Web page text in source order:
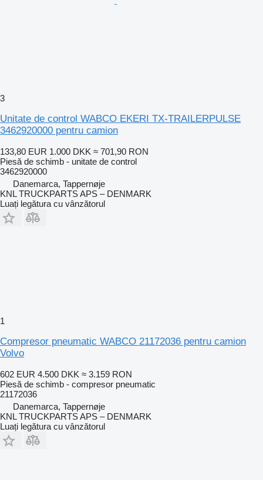
3
Unitate de control WABCO EKERI TX-TRAILERPULSE
3462920000 pentru camion
133,80 EUR 1.000 DKK ≈ 701,90 RON
Piesă de schimb - unitate de control
3462920000
Danemarca, Tappernøje
KNL TRUCKPARTS APS – DENMARK
Luați legătura cu vânzătorul
1
Compresor pneumatic WABCO 21172036 pentru camion
Volvo
602 EUR 4.500 DKK ≈ 3.159 RON
Piesă de schimb - compresor pneumatic
21172036
Danemarca, Tappernøje
KNL TRUCKPARTS APS – DENMARK
Luați legătura cu vânzătorul